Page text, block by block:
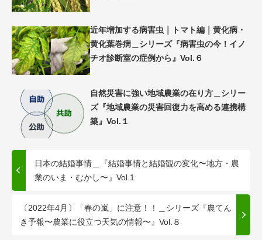
近年増加する病害虫｜トマト編｜黄化病・
黄化葉巻病＿シリーズ『病害虫の今！イノ
チオ診断室の症例から』Vol.６
自然災害に強い地域農業の在り方＿シリー
ズ『地域農業の災害回復力を高める連携構
築』Vol.１
日本の結婚事情＿『結婚事情と結婚観の変化〜地方・農
業のいま・むかし〜』Vol.1
〔2022年4月〕「春の嵐」に注意！！＿シリーズ『農てん
き予報〜農業に役立つ天気の情報〜』Vol.８